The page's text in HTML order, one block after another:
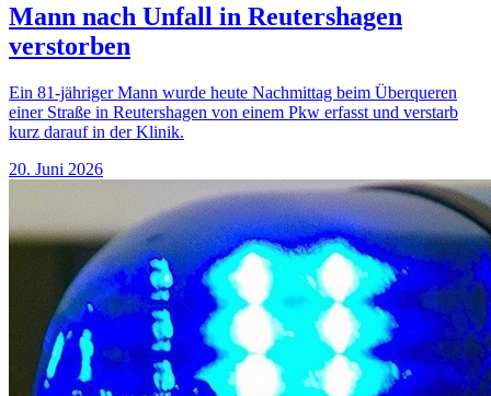
Mann nach Unfall in Reutershagen
verstorben
Ein 81-jähriger Mann wurde heute Nachmittag beim Überqueren
einer Straße in Reutershagen von einem Pkw erfasst und verstarb
kurz darauf in der Klinik.
20. Juni 2026